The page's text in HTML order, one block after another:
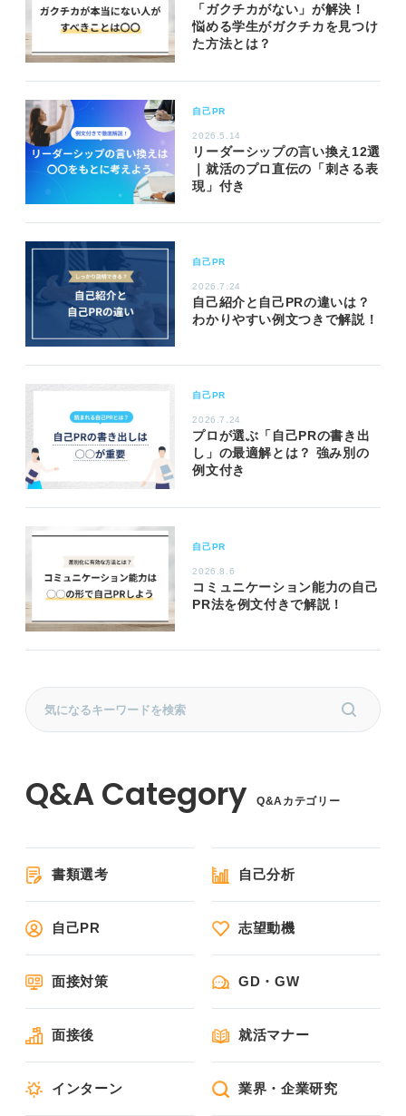
「ガクチカがない」が解決！
悩める学生がガクチカを見つけ
た方法とは？
自己PR
2026.5.14
リーダーシップの言い換え12選
｜就活のプロ直伝の「刺さる表
現」付き
自己PR
2026.7.24
自己紹介と自己PRの違いは？
わかりやすい例文つきで解説！
自己PR
2026.7.24
プロが選ぶ「自己PRの書き出
し」の最適解とは？ 強み別の
例文付き
自己PR
2026.8.6
コミュニケーション能力の自己
PR法を例文付きで解説！
Q&Aカテゴリー
書類選考 自己分析
自己PR 志望動機
面接対策 GD・GW
面接後 就活マナー
インターン 業界・企業研究